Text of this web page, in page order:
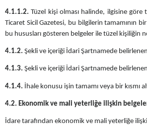
4.1.1.2. Tüzel kişi olması halinde, ilgisine
Ticaret Sicil Gazetesi, bu bilgilerin tamamının
bu hususları gösteren belgeler ile tüzel kişiliğin
4.1.2. Şekli ve içeriği İdari Şartnamede
4.1.3. Şekli ve içeriği İdari Şartnamede
4.1.4. İhale konusu işin tamamı veya bir kısmı
4.2. Ekonomik ve mali yeterliğe ilişkin
İdare tarafından ekonomik ve mali yeterliğe